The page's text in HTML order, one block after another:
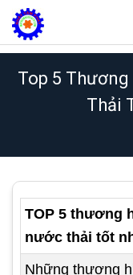
Top 5
Thải
TOP 5 thương
nước thải tốt
Những thương